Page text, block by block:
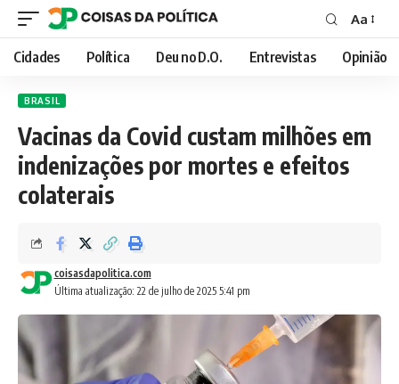
Font
Resizer
Aa
Cidades Política Deu no D.O. Entrevistas Opinião
BRASIL
Vacinas da Covid custam milhões em
indenizações por mortes e efeitos
colaterais
Última atualização: 22 de julho de 2025 5:41 pm
coisasdapolitica.com